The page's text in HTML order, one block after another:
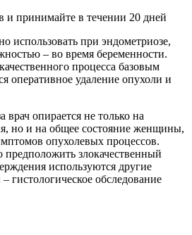
и принимайте в течении 20 дней
использовать при эндометриозе,
– во время беременности.
процесса базовым
оперативное удаление опухоли и
врач опирается не только на
но и на общее состояние женщины,
опухолевых процессов.
предположить злокачественный
используются другие
гистологическое обследование